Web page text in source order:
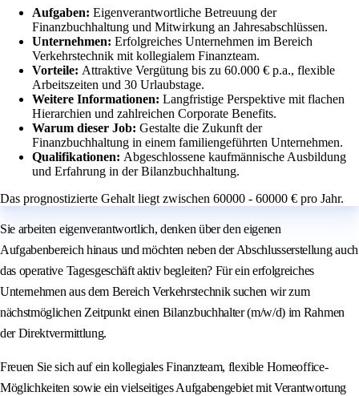
Aufgaben: Eigenverantwortliche Betreuung der
Finanzbuchhaltung und Mitwirkung an Jahresabschlüssen.
Unternehmen: Erfolgreiches Unternehmen im Bereich
Verkehrstechnik mit kollegialem Finanzteam.
Vorteile: Attraktive Vergütung bis zu 60.000 € p.a., flexible
Arbeitszeiten und 30 Urlaubstage.
Weitere Informationen: Langfristige Perspektive mit flachen
Hierarchien und zahlreichen Corporate Benefits.
Warum dieser Job: Gestalte die Zukunft der
Finanzbuchhaltung in einem familiengeführten Unternehmen.
Qualifikationen: Abgeschlossene kaufmännische Ausbildung
und Erfahrung in der Bilanzbuchhaltung.
Das prognostizierte Gehalt liegt zwischen 60000 - 60000 € pro Jahr.
Sie arbeiten eigenverantwortlich, denken über den eigenen
Aufgabenbereich hinaus und möchten neben der Abschlusserstellung auch
das operative Tagesgeschäft aktiv begleiten? Für ein erfolgreiches
Unternehmen aus dem Bereich Verkehrstechnik suchen wir zum
nächstmöglichen Zeitpunkt einen Bilanzbuchhalter (m/w/d) im Rahmen
der Direktvermittlung.
Freuen Sie sich auf ein kollegiales Finanzteam, flexible Homeoffice-
Möglichkeiten sowie ein vielseitiges Aufgabengebiet mit Verantwortung